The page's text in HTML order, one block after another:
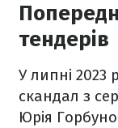
тендерів
У липні 2023
скандал з
Юрія